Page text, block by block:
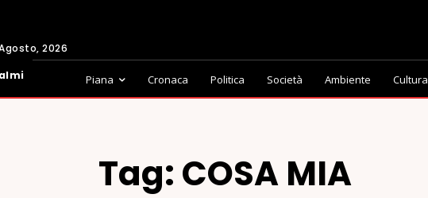
2026
Piana Cronaca Politica Società Ambiente Cultura
Tag: COSA MIA